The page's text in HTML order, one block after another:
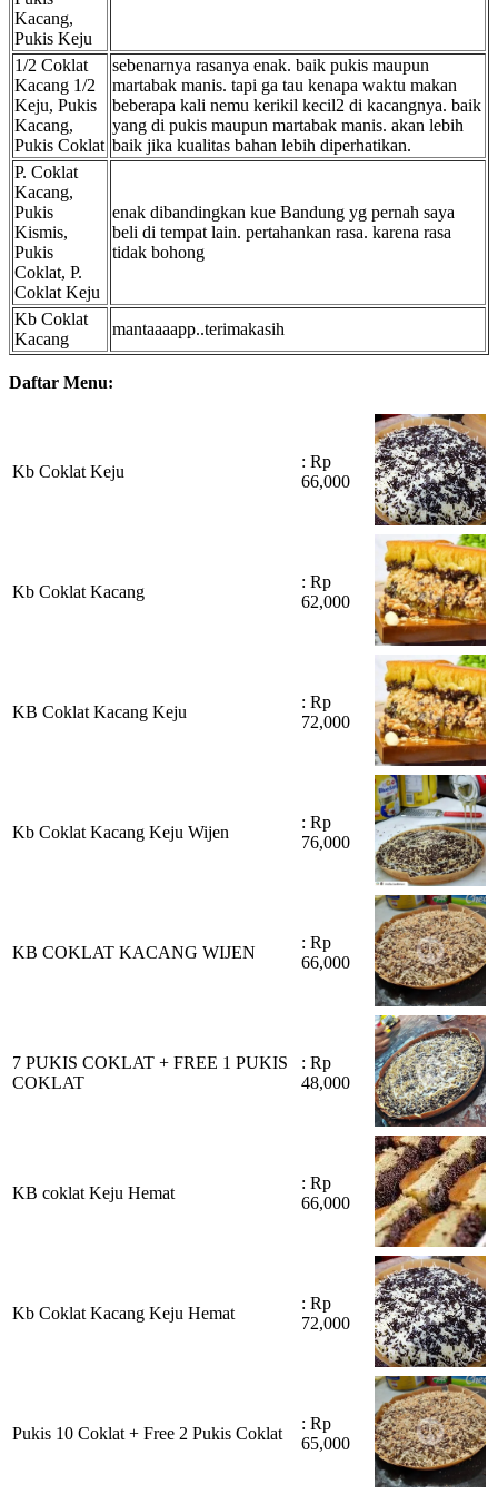
Kacang,
Pukis Keju
1/2 Coklat
Kacang 1/2
Keju, Pukis
Kacang,
Pukis Coklat
sebenarnya rasanya enak. baik pukis maupun
martabak manis. tapi ga tau kenapa waktu makan
beberapa kali nemu kerikil kecil2 di kacangnya. baik
yang di pukis maupun martabak manis. akan lebih
baik jika kualitas bahan lebih diperhatikan.
P. Coklat
Kacang,
Pukis
Kismis,
Pukis
Coklat, P.
Coklat Keju
enak dibandingkan kue Bandung yg pernah saya
beli di tempat lain. pertahankan rasa. karena rasa
tidak bohong
Kb Coklat
Kacang
mantaaaapp..terimakasih
Daftar Menu:
Kb Coklat Keju
: Rp
66,000
Kb Coklat Kacang
: Rp
62,000
KB Coklat Kacang Keju
: Rp
72,000
Kb Coklat Kacang Keju Wijen
: Rp
76,000
KB COKLAT KACANG WIJEN
: Rp
66,000
7 PUKIS COKLAT + FREE 1 PUKIS
COKLAT
: Rp
48,000
KB coklat Keju Hemat
: Rp
66,000
Kb Coklat Kacang Keju Hemat
: Rp
72,000
Pukis 10 Coklat + Free 2 Pukis Coklat
: Rp
65,000